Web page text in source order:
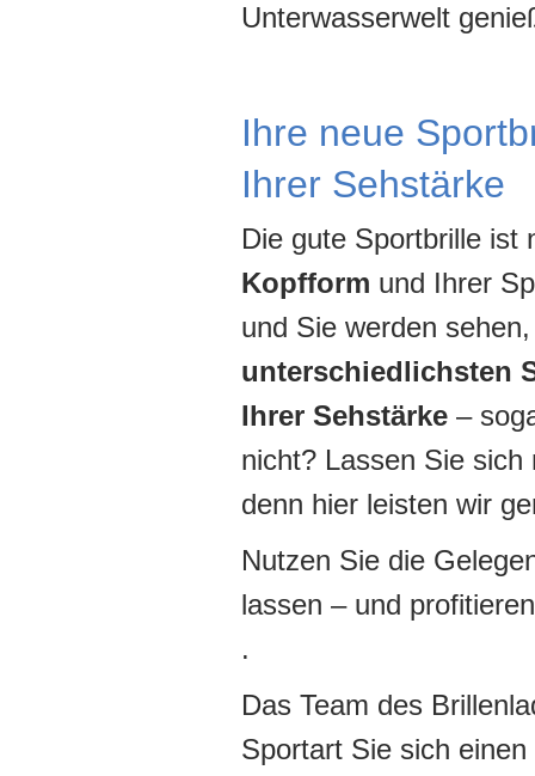
Unterwasserwelt
Ihre neue
Ihrer Sehstärke
Die gute Sportbrille ist
Kopfform und Ihrer
und Sie werden
unterschiedlichsten
Ihrer Sehstärke –
nicht? Lassen Sie
denn hier leisten wir
Nutzen Sie die
lassen – und
.
Das Team des
Sportart Sie sich